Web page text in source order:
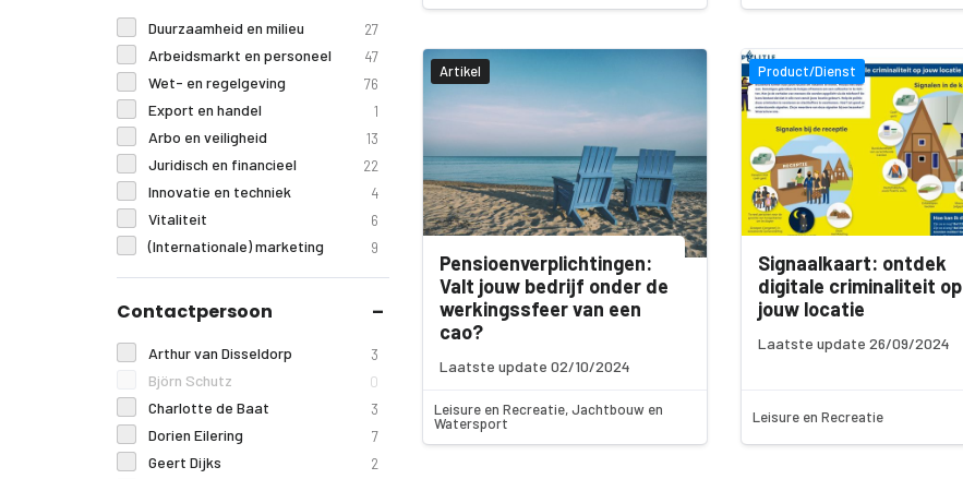
Duurzaamheid en milieu 27
Arbeidsmarkt en personeel 47
Wet- en regelgeving 76
Export en handel 1
Arbo en veiligheid 13
Juridisch en financieel 22
Innovatie en techniek 4
Vitaliteit 6
(Internationale) marketing 9
Contactpersoon
Arthur van Disseldorp 3
Björn Schutz 0
Charlotte de Baat 3
Dorien Eilering 7
Geert Dijks 2
Artikel
Pensioenverplichtingen:
Valt jouw bedrijf onder de
werkingssfeer van een
cao?
Laatste update 02/10/2024
Leisure en Recreatie, Jachtbouw en
Watersport
Product/Dienst
Signaalkaart: ontdek
digitale criminaliteit op
jouw locatie
Laatste update 26/09/2024
Leisure en Recreatie